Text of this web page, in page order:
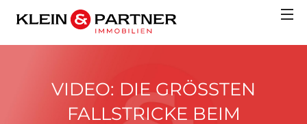
VIDEO: DIE GRÖSSTEN F
ALLSTRICKE BEIM I